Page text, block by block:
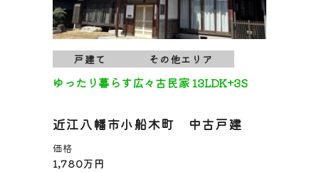
戸建て その他エリア
ゆったり暮らす広々古民家 13LDK+3S
近江八幡市小船木町 中古戸建
価格
1,780万円